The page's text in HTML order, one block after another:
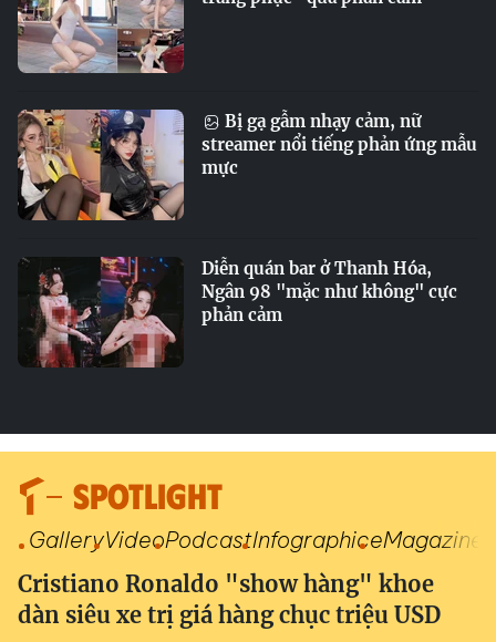
Bị gạ gẫm nhạy cảm, nữ
streamer nổi tiếng phản ứng mẫu
mực
Diễn quán bar ở Thanh Hóa,
Ngân 98 "mặc như không" cực
phản cảm
SPOTLIGHT
GalleryVideoPodcastInfographiceMagazine
Cristiano Ronaldo "show hàng" khoe
dàn siêu xe trị giá hàng chục triệu USD